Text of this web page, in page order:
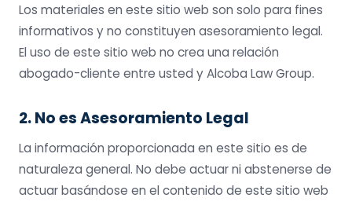
Los materiales en este sitio web son solo para fines
informativos y no constituyen asesoramiento legal.
El uso de este sitio web no crea una relación
abogado-cliente entre usted y Alcoba Law Group.
2. No es Asesoramiento Legal
La información proporcionada en este sitio es de
naturaleza general. No debe actuar ni abstenerse de
actuar basándose en el contenido de este sitio web